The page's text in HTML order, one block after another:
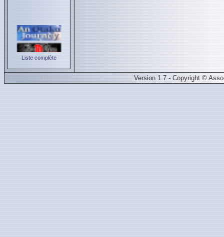
Liste complète
Version 1.7 - Copyright ©